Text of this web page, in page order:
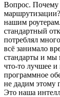
Вопрос. Почему
нашим
стандартный
потреблял
всё занимало
стандарты и мы
что-то лучшее
программное
не дадим этому
Это наша